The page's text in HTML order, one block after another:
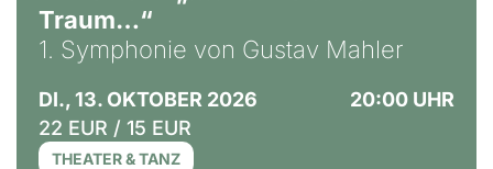
Traum…“
1. Symphonie von Gustav Mahler
DI., 13. OKTOBER 2026
20:00 UHR
22 EUR / 15 EUR
THEATER & TANZ